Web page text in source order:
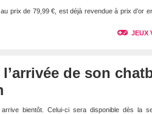
prix de 79,99 €, est déjà revendue à prix d’or
JEUX
de son
bientôt. Celui-ci sera disponible dès la